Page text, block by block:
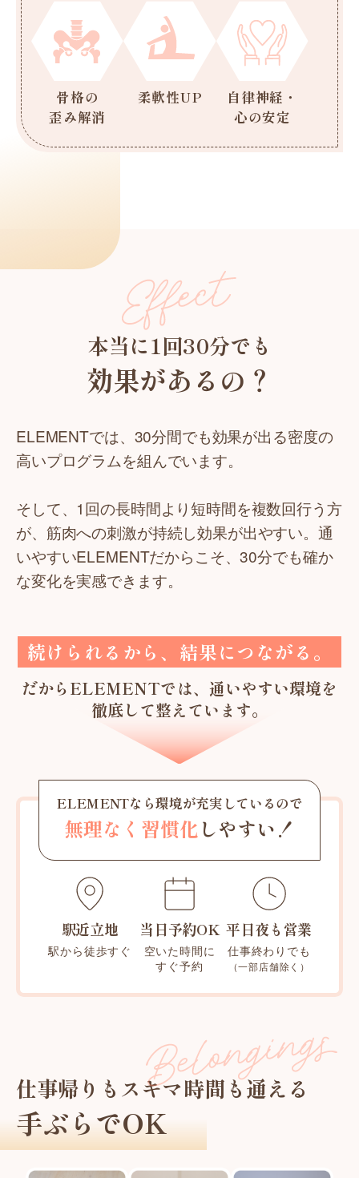
骨格の
歪み解消
柔軟性UP
自律神経・
心の安定
本当に1回30分でも
効果があるの？
ELEMENTでは、30分間でも効果が出る密度の
高いプログラムを組んでいます。
そして、1回の長時間より短時間を複数回行う方
が、筋肉への刺激が持続し効果が出やすい。通
いやすいELEMENTだからこそ、30分でも確か
な変化を実感できます。
続けられるから、結果につながる。
だからELEMENTでは、通いやすい環境を
徹底して整えています。
ELEMENTなら環境が充実しているので
無理なく習慣化しやすい！
駅近立地
駅から徒歩すぐ
当日予約OK
空いた時間に
すぐ予約
平日夜も営業
仕事終わりでも
（一部店舗除く）
仕事帰りもスキマ時間も通える
手ぶらでOK